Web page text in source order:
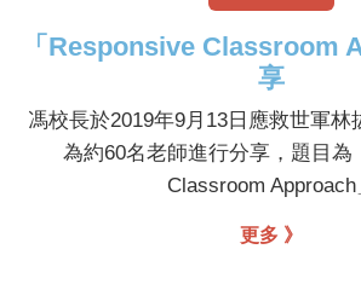
「Responsive Classroom
享
馮校長於2019年9月13日應救世軍林
為約60名老師進行分享，題目為
Classroom Approach
更多 》